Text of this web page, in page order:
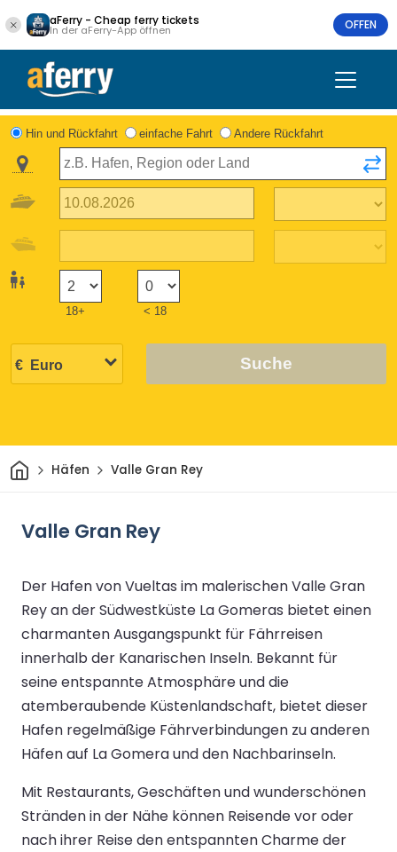
aFerry - Cheap ferry tickets
In der aFerry-App öffnen OFFEN
Hin und Rückfahrt einfache Fahrt Andere Rückfahrt
18+ < 18
Suche
HeimHäfen Valle Gran Rey
Valle Gran Rey
Der Hafen von Vueltas im malerischen Valle Gran
Rey an der Südwestküste La Gomeras bietet einen
charmanten Ausgangspunkt für Fährreisen
innerhalb der Kanarischen Inseln. Bekannt für
seine entspannte Atmosphäre und die
atemberaubende Küstenlandschaft, bietet dieser
Hafen regelmäßige Fährverbindungen zu anderen
Häfen auf La Gomera und den Nachbarinseln.
Mit Restaurants, Geschäften und wunderschönen
Stränden in der Nähe können Reisende vor oder
nach ihrer Reise den entspannten Charme der